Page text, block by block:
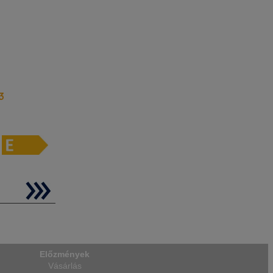
gyorsanElőzmények
Vásárlás